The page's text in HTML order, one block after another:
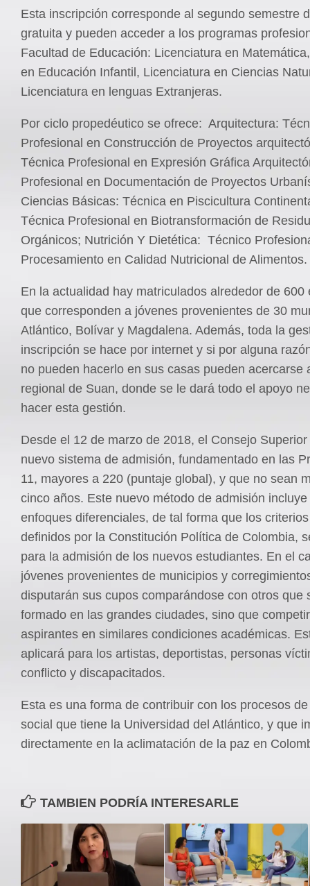
Esta inscripción corresponde al segundo semestre
gratuita y pueden acceder a los programas
Facultad de Educación: Licenciatura en
en Educación Infantil, Licenciatura en Ciencias
Licenciatura en lenguas Extranjeras.
Por ciclo propedéutico se ofrece: Arquitectura:
Profesional en Construcción de Proyectos
Técnica Profesional en Expresión Gráfica
Profesional en Documentación de Proyectos
Ciencias Básicas: Técnica en Piscicultura
Técnica Profesional en Biotransformación de
Orgánicos; Nutrición Y Dietética: Técnico
Procesamiento en Calidad Nutricional de Alimentos.
En la actualidad hay matriculados alrededor de 600
que corresponden a jóvenes provenientes de 30
Atlántico, Bolívar y Magdalena. Además, toda la
inscripción se hace por internet y si por alguna
no pueden hacerlo en sus casas pueden acercarse
regional de Suan, donde se le dará todo el apoyo
hacer esta gestión.
Desde el 12 de marzo de 2018, el Consejo
nuevo sistema de admisión, fundamentado en las
11, mayores a 220 (puntaje global), y que no sean
cinco años. Este nuevo método de admisión
enfoques diferenciales, de tal forma que los
definidos por la Constitución Política de Colombia,
para la admisión de los nuevos estudiantes. En el
jóvenes provenientes de municipios y
disputarán sus cupos comparándose con otros que
formado en las grandes ciudades, sino que
aspirantes en similares condiciones académicas.
aplicará para los artistas, deportistas, personas
conflicto y discapacitados.
Esta es una forma de contribuir con los procesos
social que tiene la Universidad del Atlántico, y que
directamente en la aclimatación de la paz en
TAMBIEN PODRÍA INTERESARLE